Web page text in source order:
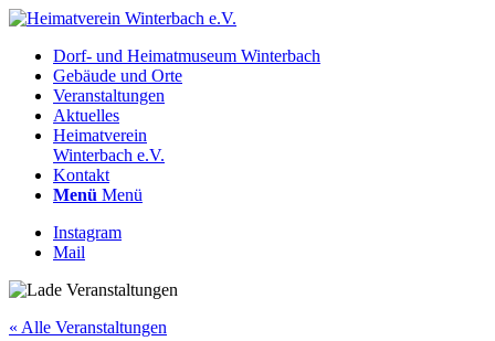
Dorf- und Heimatmuseum Winterbach
Gebäude und Orte
Veranstaltungen
Aktuelles
Heimatverein
Winterbach e.V.
Kontakt
Menü Menü
Instagram
Mail
« Alle Veranstaltungen